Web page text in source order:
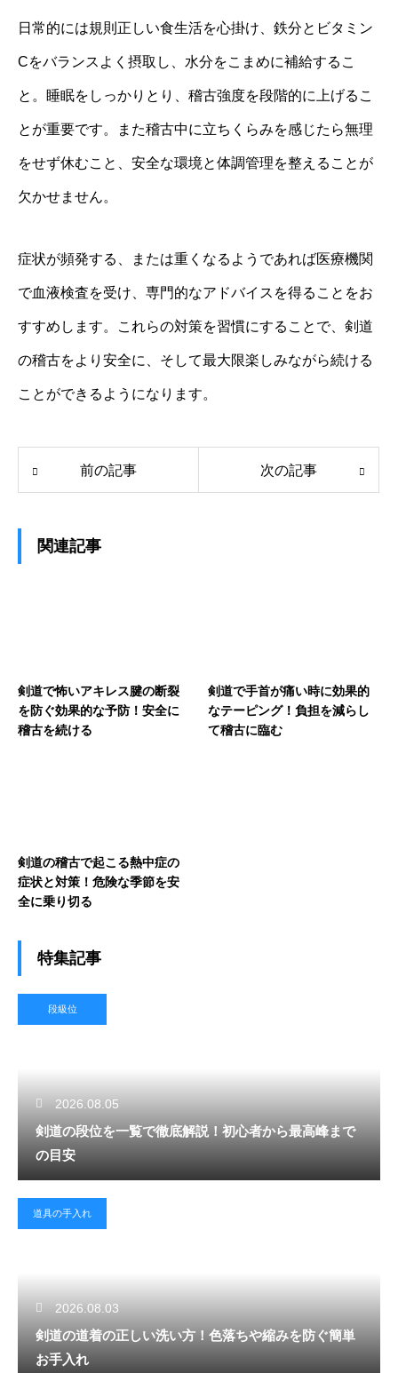
日常的には規則正しい食生活を心掛け、鉄分とビタミン
Cをバランスよく摂取し、水分をこまめに補給するこ
と。睡眠をしっかりとり、稽古強度を段階的に上げるこ
とが重要です。また稽古中に立ちくらみを感じたら無理
をせず休むこと、安全な環境と体調管理を整えることが
欠かせません。
症状が頻発する、または重くなるようであれば医療機関
で血液検査を受け、専門的なアドバイスを得ることをお
すすめします。これらの対策を習慣にすることで、剣道
の稽古をより安全に、そして最大限楽しみながら続ける
ことができるようになります。
前の記事 次の記事
関連記事
剣道で怖いアキレス腱の断裂
を防ぐ効果的な予防！安全に
稽古を続ける
剣道で手首が痛い時に効果的
なテーピング！負担を減らし
て稽古に臨む
剣道の稽古で起こる熱中症の
症状と対策！危険な季節を安
全に乗り切る
特集記事
段級位
2026.08.05
剣道の段位を一覧で徹底解説！初心者から最高峰まで
の目安
道具の手入れ
2026.08.03
剣道の道着の正しい洗い方！色落ちや縮みを防ぐ簡単
お手入れ